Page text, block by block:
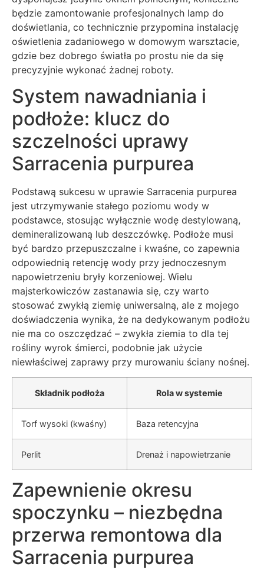
będzie zamontowanie profesjonalnych lamp do
doświetlania, co technicznie przypomina instalację
oświetlenia zadaniowego w domowym warsztacie,
gdzie bez dobrego światła po prostu nie da się
precyzyjnie wykonać żadnej roboty.
System nawadniania i
podłoże: klucz do
szczelności uprawy
Sarracenia purpurea
Podstawą sukcesu w uprawie Sarracenia purpurea
jest utrzymywanie stałego poziomu wody w
podstawce, stosując wyłącznie wodę destylowaną,
demineralizowaną lub deszczówkę. Podłoże musi
być bardzo przepuszczalne i kwaśne, co zapewnia
odpowiednią retencję wody przy jednoczesnym
napowietrzeniu bryły korzeniowej. Wielu
majsterkowiczów zastanawia się, czy warto
stosować zwykłą ziemię uniwersalną, ale z mojego
doświadczenia wynika, że na dedykowanym podłożu
nie ma co oszczędzać – zwykła ziemia to dla tej
rośliny wyrok śmierci, podobnie jak użycie
niewłaściwej zaprawy przy murowaniu ściany nośnej.
Składnik podłoża Rola w systemie
Torf wysoki (kwaśny) Baza retencyjna
Perlit Drenaż i napowietrzanie
Zapewnienie okresu
spoczynku – niezbędna
przerwa remontowa dla
Sarracenia purpurea